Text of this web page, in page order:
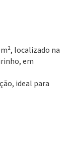
localizado na
em
ideal para